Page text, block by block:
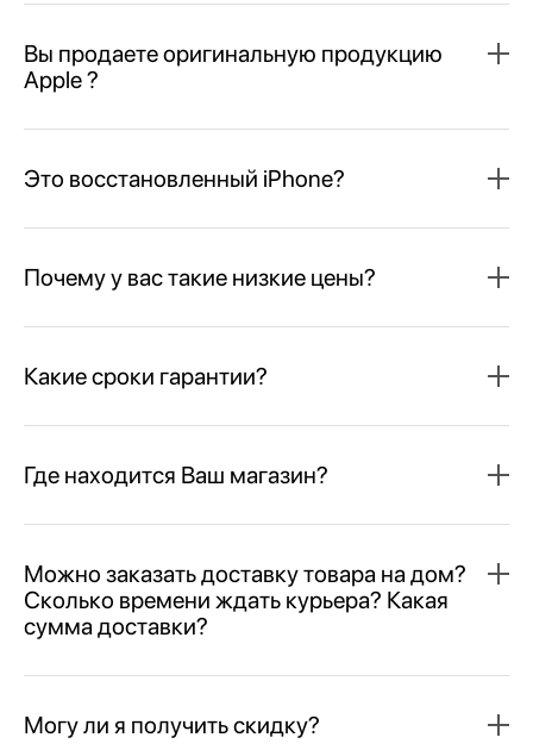
Вы продаете оригинальную продукцию
Apple ?
Это восстановленный iPhone?
Почему у вас такие низкие цены?
Какие сроки гарантии?
Где находится Ваш магазин?
Можно заказать доставку товара на дом?
Сколько времени ждать курьера? Какая
сумма доставки?
Могу ли я получить скидку?